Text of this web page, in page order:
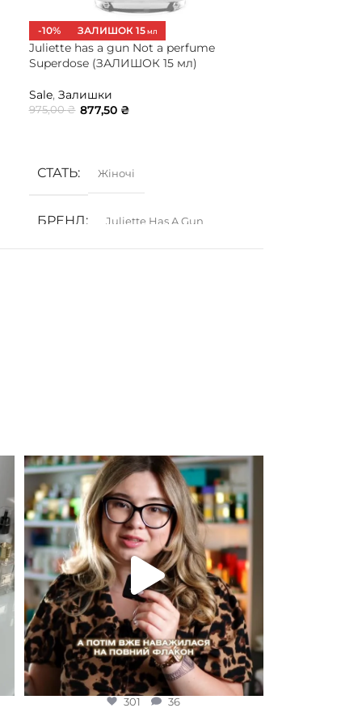
-10% ЗАЛИШОК 15МЛ
Juliette has a gun Not a perfume
Superdose (ЗАЛИШОК 15 мл)
Sale, Залишки
975,00₴ 877,50 ₴
СТАТЬ Жіночі
БРЕНД Juliette Has A Gun
Для замовлення переходьте на сайт або в
Instagram...
301 36
301 36